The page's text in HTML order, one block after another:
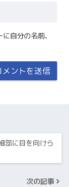
自分の名前、
部に目を向けら
次の記事